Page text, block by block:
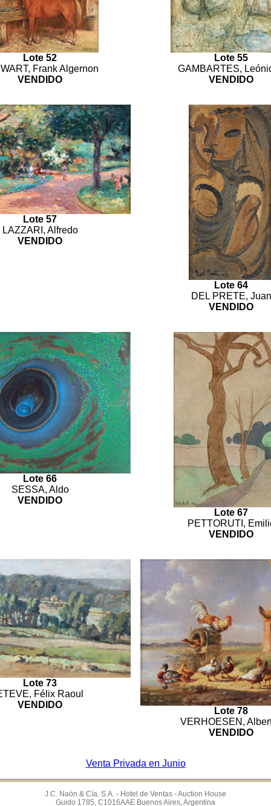
Lote 52
Frank Algernon
VENDIDO
Lote 55
GAMBARTES,
VENDIDO
Lote 57
LAZZARI, Alfredo
VENDIDO
Lote 64
DEL PRETE, Juan
VENDIDO
Lote 66
SESSA, Aldo
VENDIDO
Lote 67
PETTORUTI,
VENDIDO
Lote 73
Félix Raoul
VENDIDO
Lote 78
VERHOESEN,
VENDIDO
Venta Privada en Junio
J.C. Naón & Cía. S.A. - Hotel de Ventas - Auction House
Guido 1785, C1016AAE Buenos Aires, Argentina